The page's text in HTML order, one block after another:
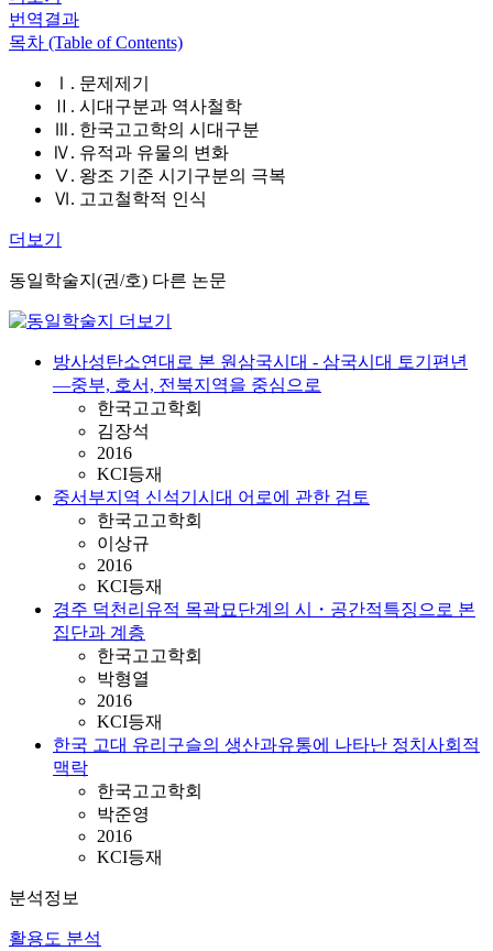
번역결과
목차 (Table of Contents)
Ⅰ. 문제제기
Ⅱ. 시대구분과 역사철학
Ⅲ. 한국고고학의 시대구분
Ⅳ. 유적과 유물의 변화
Ⅴ. 왕조 기준 시기구분의 극복
Ⅵ. 고고철학적 인식
더보기
동일학술지(권/호) 다른 논문
방사성탄소연대로 본 원삼국시대 - 삼국시대 토기편년
—중부, 호서, 전북지역을 중심으로
한국고고학회
김장석
2016
KCI등재
중서부지역 신석기시대 어로에 관한 검토
한국고고학회
이상규
2016
KCI등재
경주 덕천리유적 목곽묘단계의 시・공간적특징으로 본
집단과 계층
한국고고학회
박형열
2016
KCI등재
한국 고대 유리구슬의 생산과유통에 나타난 정치사회적
맥락
한국고고학회
박준영
2016
KCI등재
분석정보
활용도 분석